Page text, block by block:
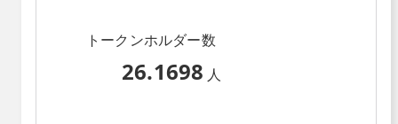
トークンホルダー数
26.1698 人